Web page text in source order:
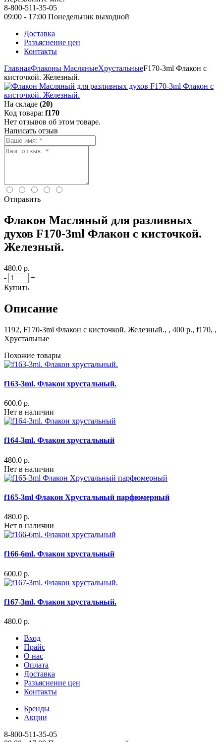
8-800-511-35-05
09:00 - 17:00 Понедельник выходной
Доставка
Разъяснение цен
Контакты
ГлавнаяФлаконы МасляныеХрустальныеF170-3ml Флакон с
кисточкой. Железный.
На складе (20)
Код товара: f170
Нет отзывов об этом товаре.
Написать отзыв
Отправить
Флакон Масляный для разливных
духов F170-3ml Флакон с кисточкой.
Железный.
480.0 р.
-
+
Купить
Описание
1192, F170-3ml Флакон с кисточкой. Железный., , 400 р., f170, ,
Хрустальные
Похожие товары
f163-3ml. Флакон хрустальный.
600.0 р.
Нет в наличии
f164-3ml. Флакон хрустальный
480.0 р.
Нет в наличии
f165-3ml Флакон Хрустальный парфюмерный
480.0 р.
Нет в наличии
f166-6ml. Флакон хрустальный
600.0 р.
f167-3ml. Флакон хрустальный.
480.0 р.
Вход
Прайс
О нас
Оплата
Доставка
Разъяснение цен
Контакты
Бренды
Акции
8-800-511-35-05